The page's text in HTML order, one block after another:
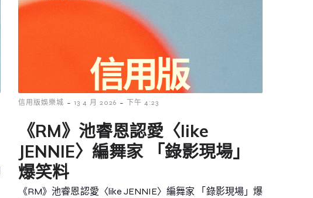
信用版娛樂城 - 13 4 月 2026 - 下午 4:23
《RM》池睿恩認愛〈like
JENNIE〉編舞家 「錄影現場」
爆笑料
《RM》池睿恩認愛〈like JENNIE〉編舞家 「錄影現場」爆